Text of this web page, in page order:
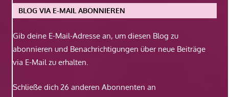
BLOG VIA E-MAIL ABONNIEREN
Gib deine E-Mail-Adresse an, um diesen Blog zu
abonnieren und Benachrichtigungen über neue Beiträge
via E-Mail zu erhalten.
Schließe dich 26 anderen Abonnenten an